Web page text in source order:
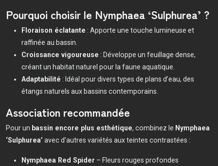
Pourquoi choisir le Nymphaea ‘Sulphurea’ ?
Floraison éclatante : Apporte une touche lumineuse et
raffinée au bassin.
Croissance vigoureuse : Développe un feuillage dense,
créant un habitat naturel pour la faune aquatique.
Adaptabilité : Idéal pour divers types de plans d’eau, des
étangs naturels aux bassins contemporains.
Association recommandée
Pour un bassin encore plus esthétique, combinez le Nymphaea
‘Sulphurea’ avec d’autres variétés aux teintes contrastées :
Nymphaea Red Spider – Fleurs rouges profondes